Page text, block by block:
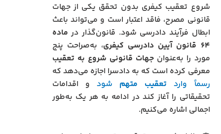
شروع تعقیب کیفری بدون تحقق یکی از جهات
قانونی مصرح، فاقد اعتبار است و می‌تواند باعث
ابطال فرآیند دادرسی شود. قانون‌گذار در ماده
۶۴ قانون آیین دادرسی کیفری
، به‌صراحت پنج
مورد را به‌عنوان جهات قانونی شروع به تعقیب
معرفی کرده است که به دادسرا اجازه می‌دهد که
رسماً وارد تعقیب متهم شود و اقدامات
تحقیقاتی را آغاز کند در ادامه به هر یک به‌طور
اجمالی اشاره می‌کنیم.